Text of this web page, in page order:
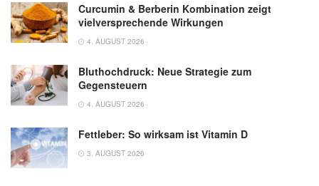
Curcumin & Berberin Kombination zeigt
vielversprechende Wirkungen
4. AUGUST 2026
Bluthochdruck: Neue Strategie zum
Gegensteuern
4. AUGUST 2026
Fettleber: So wirksam ist Vitamin D
3. AUGUST 2026